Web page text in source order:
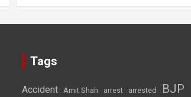
Tags
Accident Amit Shah arrest arrested BJP